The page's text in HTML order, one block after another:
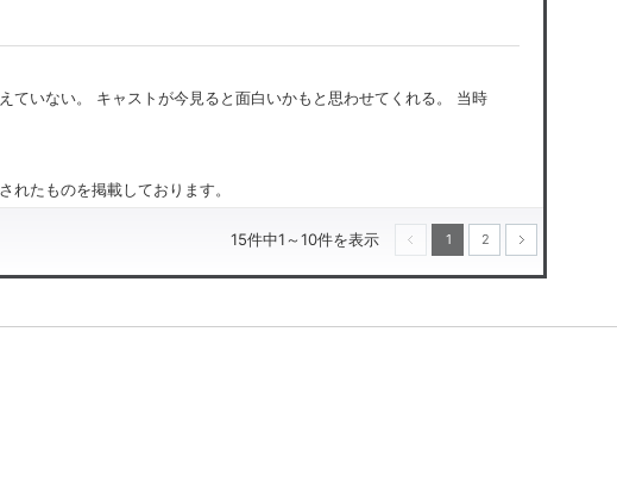
ていない。 キャストが今見ると面白いかもと思わせてくれる。 当時
たものを掲載しております。
15件中1～10件を表示 1 2